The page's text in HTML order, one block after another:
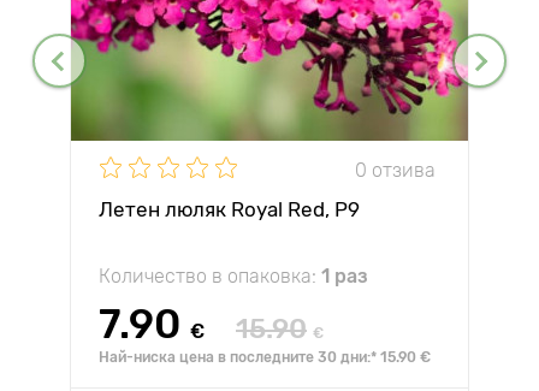
0 отзива
Летен люляк Royal Red, P9
Количество в опаковка: 1 раз
7.90 € 15.90 €
Най-ниска цена в последните 30 дни:* 15.90 €